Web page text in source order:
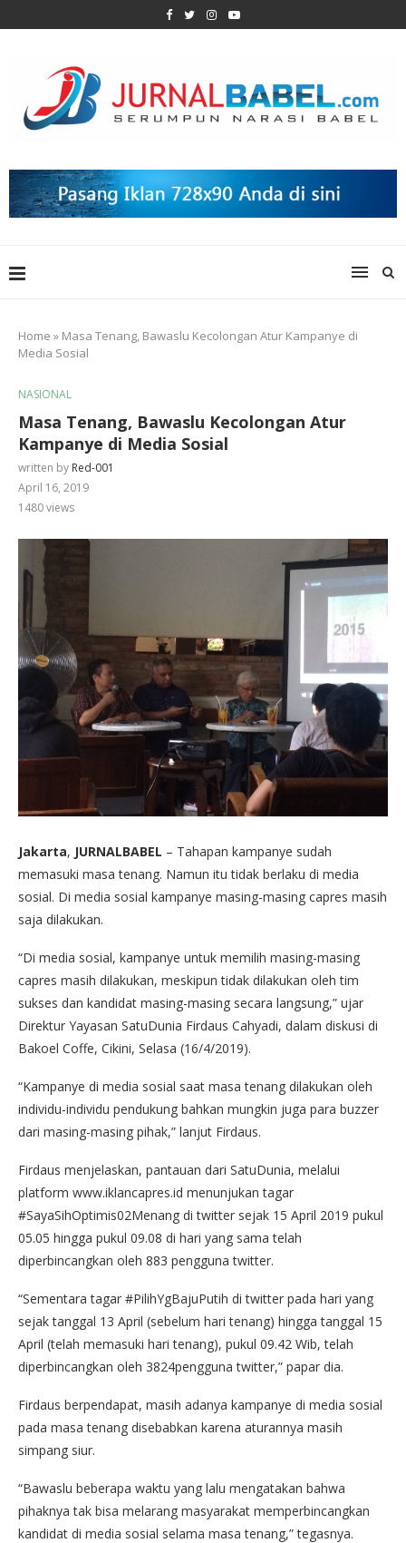
Home » Masa Tenang, Bawaslu Kecolongan Atur Kampanye di
Media Sosial
NASIONAL
Masa Tenang, Bawaslu Kecolongan Atur
Kampanye di Media Sosial
written by Red-001
April 16, 2019
1480views
Jakarta, JURNALBABEL – Tahapan kampanye sudah
memasuki masa tenang. Namun itu tidak berlaku di media
sosial. Di media sosial kampanye masing-masing capres masih
saja dilakukan.
“Di media sosial, kampanye untuk memilih masing-masing
capres masih dilakukan, meskipun tidak dilakukan oleh tim
sukses dan kandidat masing-masing secara langsung,” ujar
Direktur Yayasan SatuDunia Firdaus Cahyadi, dalam diskusi di
Bakoel Coffe, Cikini, Selasa (16/4/2019).
“Kampanye di media sosial saat masa tenang dilakukan oleh
individu-individu pendukung bahkan mungkin juga para buzzer
dari masing-masing pihak,” lanjut Firdaus.
Firdaus menjelaskan, pantauan dari SatuDunia, melalui
platform www.iklancapres.id menunjukan tagar
#SayaSihOptimis02Menang di twitter sejak 15 April 2019 pukul
05.05 hingga pukul 09.08 di hari yang sama telah
diperbincangkan oleh 883 pengguna twitter.
“Sementara tagar #PilihYgBajuPutih di twitter pada hari yang
sejak tanggal 13 April (sebelum hari tenang) hingga tanggal 15
April (telah memasuki hari tenang), pukul 09.42 Wib, telah
diperbincangkan oleh 3824pengguna twitter,” papar dia.
Firdaus berpendapat, masih adanya kampanye di media sosial
pada masa tenang disebabkan karena aturannya masih
simpang siur.
“Bawaslu beberapa waktu yang lalu mengatakan bahwa
pihaknya tak bisa melarang masyarakat memperbincangkan
kandidat di media sosial selama masa tenang,” tegasnya.